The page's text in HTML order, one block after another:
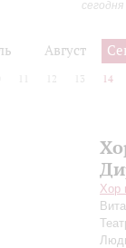
Август
12 13 14
Хор